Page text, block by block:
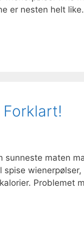
er nesten helt
sunneste maten
Problemet